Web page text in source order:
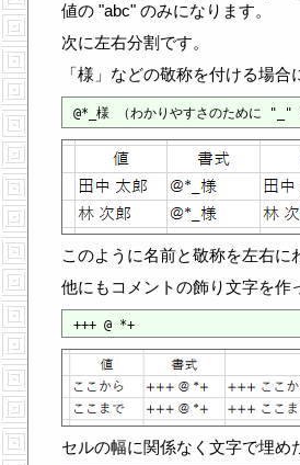
値の "abc" のみになります。
次に左右分割です。
「様」などの敬称を付ける場合
このように名前と敬称を左右に
他にもコメントの飾り文字を作
セルの幅に関係なく文字で埋め